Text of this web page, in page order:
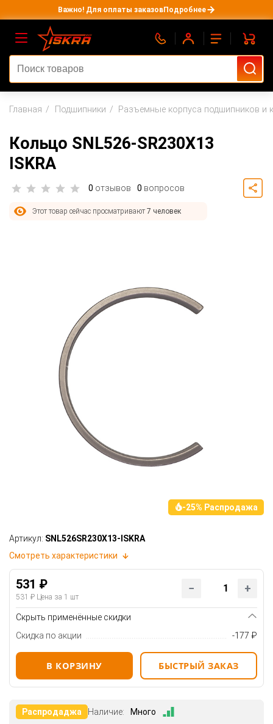
Важно! Для оплаты заказовПодробнее
Главная Подшипники Разъемные корпуса подшипников и
Кольцо SNL526-SR230X13
ISKRA
0 отзывов 0 вопросов
Этот товар сейчас просматривают7 человек
-25% Распродажа
Артикул: SNL526SR230X13-ISKRA
Смотреть характеристики
531 ₽
531 ₽ Цена за 1 шт
Скрыть применённые скидки
Скидка по акции
-177 ₽
В КОРЗИНУ БЫСТРЫЙ ЗАКАЗ
Распродаджа Наличие: Много